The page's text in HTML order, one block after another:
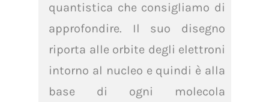
quantistica che consigliamo di
approfondire. Il suo disegno
riporta alle orbite degli elettroni
intorno al nucleo e quindi è alla
base di ogni molecola